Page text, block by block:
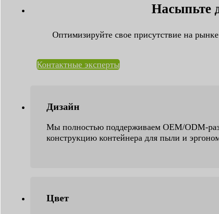
Насыпьте
Оптимизируйте свое присутствие на
Контактные эксперты
Дизайн
Мы полностью поддерживаем OEM/ODM-
конструкцию контейнера для пыли и
Цвет